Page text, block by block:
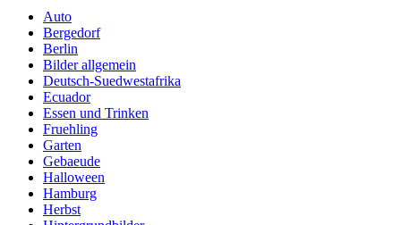
Auto
Bergedorf
Berlin
Bilder allgemein
Deutsch-Suedwestafrika
Ecuador
Essen und Trinken
Fruehling
Garten
Gebaeude
Halloween
Hamburg
Herbst